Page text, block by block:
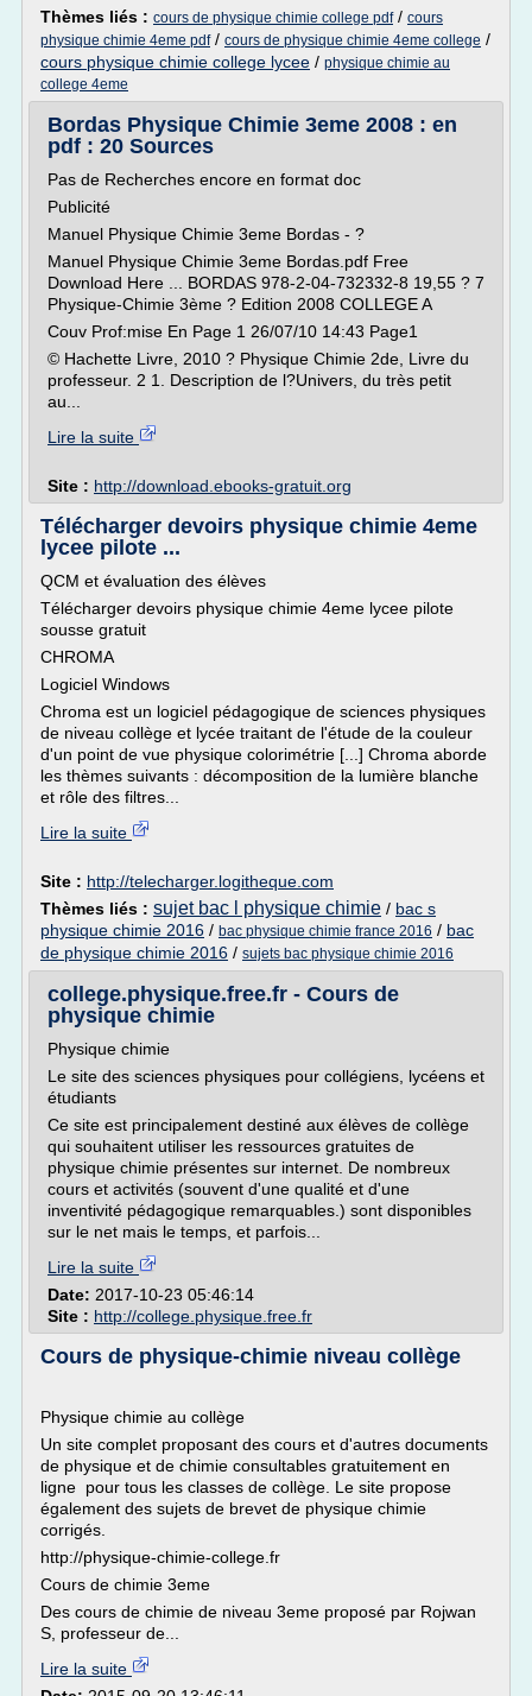
Thèmes liés : cours de physique chimie college pdf/ cours
physique chimie 4eme pdf/ cours de physique chimie 4eme college /
cours physique chimie college lycee / physique chimie au
college 4eme
Bordas Physique Chimie 3eme 2008 : en
pdf : 20 Sources
Pas de Recherches encore en format doc
Publicité
Manuel Physique Chimie 3eme Bordas - ?
Manuel Physique Chimie 3eme Bordas.pdf Free
Download Here ... BORDAS 978-2-04-732332-8 19,55 ? 7
Physique-Chimie 3ème ? Edition 2008 COLLEGE A
Couv Prof:mise En Page 1 26/07/10 14:43 Page1
© Hachette Livre, 2010 ? Physique Chimie 2de, Livre du
professeur. 2 1. Description de l?Univers, du très petit
au...
Lire la suite
Site : http://download.ebooks-gratuit.org
Télécharger devoirs physique chimie 4eme
lycee pilote ...
QCM et évaluation des élèves
Télécharger devoirs physique chimie 4eme lycee pilote
sousse gratuit
CHROMA
Logiciel Windows
Chroma est un logiciel pédagogique de sciences physiques
de niveau collège et lycée traitant de l'étude de la couleur
d'un point de vue physique colorimétrie [...] Chroma aborde
les thèmes suivants : décomposition de la lumière blanche
et rôle des filtres...
Lire la suite
Site : http://telecharger.logitheque.com
Thèmes liés : sujet bac l physique chimie / bac s
physique chimie 2016 / bac physique chimie france 2016 / bac
de physique chimie 2016 / sujets bac physique chimie 2016
college.physique.free.fr - Cours de
physique chimie
Physique chimie
Le site des sciences physiques pour collégiens, lycéens et
étudiants
Ce site est principalement destiné aux élèves de collège
qui souhaitent utiliser les ressources gratuites de
physique chimie présentes sur internet. De nombreux
cours et activités (souvent d'une qualité et d'une
inventivité pédagogique remarquables.) sont disponibles
sur le net mais le temps, et parfois...
Lire la suite
Date: 2017-10-23 05:46:14
Site : http://college.physique.free.fr
Cours de physique-chimie niveau collège
Physique chimie au collège
Un site complet proposant des cours et d'autres documents
de physique et de chimie consultables gratuitement en
ligne pour tous les classes de collège. Le site propose
également des sujets de brevet de physique chimie
corrigés.
http://physique-chimie-college.fr
Cours de chimie 3eme
Des cours de chimie de niveau 3eme proposé par Rojwan
S, professeur de...
Lire la suite